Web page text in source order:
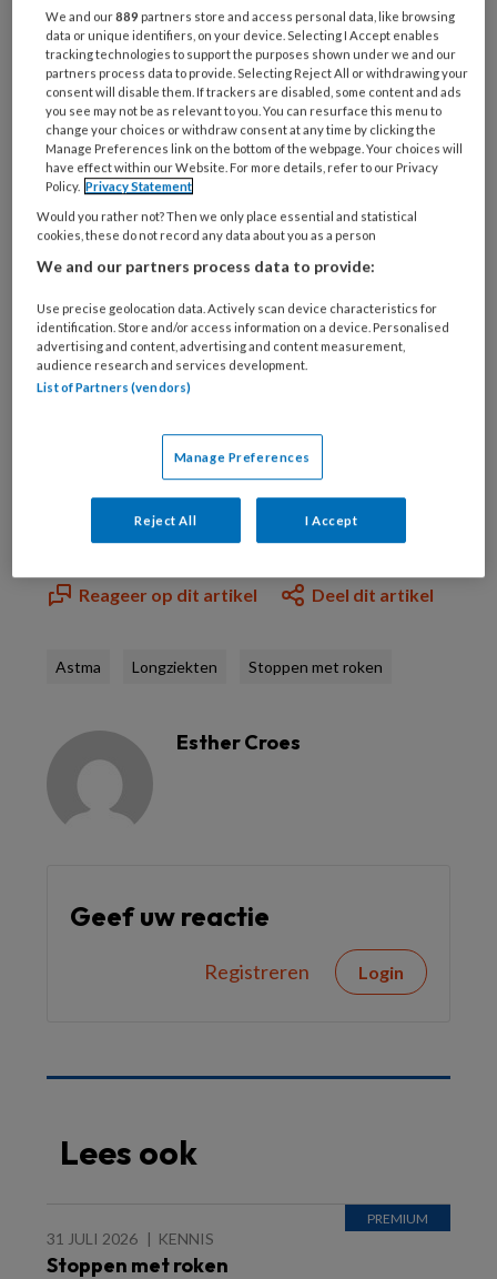
verergering van astma is algemeen
bekend. Maar hoe schadelijk zijn de
chemicaliën uit de e-sigaret voor de
luchtwegen?
20 jaar geleden werd de elektronische
PREMIUM
Bekijk de mogelijkheden
Al abonnee?Log dan in
Reageer op dit artikel Deel dit artikel
Astma Longziekten Stoppen met roken
Esther Croes
Geef uw reactie
Registreren Login
Lees ook
31 JULI 2026 KENNIS
Stoppen met roken
We and our889 partners store and access personal data, like browsing
data or unique identifiers, on your device. Selecting I Accept enables
tracking technologies to support the purposes shown under we and our
partners process data to provide. Selecting Reject All or withdrawing your
consent will disable them. If trackers are disabled, some content and ads
you see may not be as relevant to you. You can resurface this menu to
change your choices or withdraw consent at any time by clicking the
Manage Preferences link on the bottom of the webpage. Your choices will
have effect within our Website. For more details, refer to our Privacy
Policy. Privacy Statement
Would you rather not? Then we only place essential and statistical
cookies, these do not record any data about you as a person
We and our partners process data to provide:
Use precise geolocation data. Actively scan device characteristics for
identification. Store and/or access information on a device. Personalised
advertising and content, advertising and content measurement,
audience research and services development.
List of Partners (vendors)
Manage Preferences
Reject All I Accept